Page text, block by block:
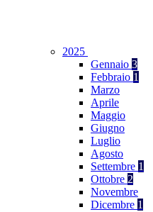
2025
Gennaio 3
Febbraio 1
Marzo
Aprile
Maggio
Giugno
Luglio
Agosto
Settembre 1
Ottobre 2
Novembre
Dicembre 1